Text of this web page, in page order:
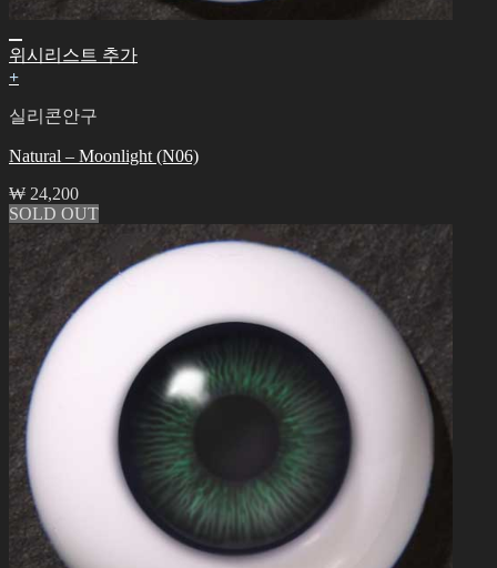
위시리스트 추가
+
실리콘안구
Natural – Moonlight (N06)
₩ 24,200
SOLD OUT